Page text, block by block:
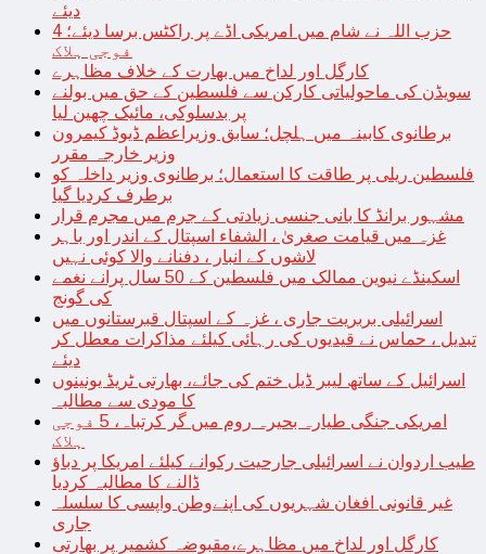
دیئے
حزب اللہ نے شام میں امریکی اڈے پر راکٹس برسا دیئے؛ 4
فوجی ہلاک
کارگل اور لداخ میں بھارت کے خلاف مظاہرے
سویڈن کی ماحولیاتی کارکن سے فلسطین کے حق میں بولنے
پر بدسلوکی، مائیک چھین لیا
برطانوی کابینہ میں ہلچل؛ سابق وزیراعظم ڈیوڈ کیمرون
وزیر خارجہ مقرر
فلسطین ریلی پر طاقت کا استعمال؛ برطانوی وزیر داخلہ کو
برطرف کردیا گیا
مشہور برانڈ کا بانی جنسی زیادتی کے جرم میں مجرم قرار
غزہ میں قیامت صغریٰ ، الشفاء اسپتال کے اندر اور باہر
لاشوں کے انبار ، دفنانے والا کوئی نہیں
اسکینڈے نیوین ممالک میں فلسطین کے 50 سال پرانے نغمے
کی گونج
اسرائیلی بربریت جاری ، غزہ کے اسپتال قبرستانوں میں
تبدیل ، حماس نے قیدیوں کی رہائی کیلئے مذاکرات معطل کر
دیئے
اسرائیل کے ساتھ لیبر ڈیل ختم کی جائے، بھارتی ٹریڈ یونینوں
کا مودی سے مطالبہ
امریکی جنگی طیارہ بحیرہ روم میں گر کرتباہ، 5 فوجی
ہلاک
طیب اردوان نے اسرائیلی جارحیت رکوانے کیلئے امریکا پر دباؤ
ڈالنے کا مطالبہ کردیا
غیر قانونی افغان شہریوں کی اپنےوطن واپسی کا سلسلہ
جاری
کارگل اور لداخ میں مظاہرے،مقبوضہ کشمیر پر بھارتی